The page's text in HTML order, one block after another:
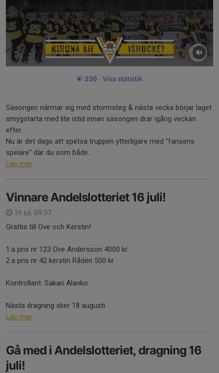
Säsongen närmar sig med stormsteg & nästa vecka börjar laget
smygstarta med lite istid innan säsongen drar igång veckan
efter.
Nu är det dags att spetsa truppen ytterligare med ”fansens
spelare” där du som både...
Läs mer
Vinnare Andelslotteriet 16 juli!
16 jul, 09:57
Grattis till Ove och Kerstin!
1:a pris nr 123 Ove Andersson 4000 kr
2:a pris nr 42 kerstin Rådén 500 kr
Kontrollant: Sakari Alanko
Nästa dragning sker 18 augusti.
Läs mer
Gå med i Andelslotteriet, dragning 16
juli!